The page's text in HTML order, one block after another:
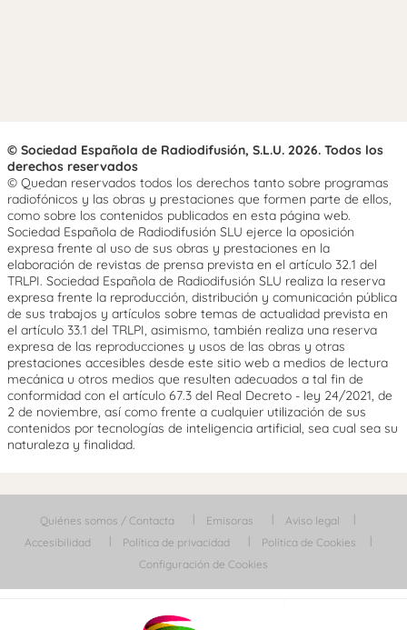
© Sociedad Española de Radiodifusión, S.L.U. 2026. Todos los
derechos reservados
© Quedan reservados todos los derechos tanto sobre programas
radiofónicos y las obras y prestaciones que formen parte de ellos,
como sobre los contenidos publicados en esta página web.
Sociedad Española de Radiodifusión SLU ejerce la oposición
expresa frente al uso de sus obras y prestaciones en la
elaboración de revistas de prensa prevista en el artículo 32.1 del
TRLPI. Sociedad Española de Radiodifusión SLU realiza la reserva
expresa frente la reproducción, distribución y comunicación pública
de sus trabajos y artículos sobre temas de actualidad prevista en
el artículo 33.1 del TRLPI, asimismo, también realiza una reserva
expresa de las reproducciones y usos de las obras y otras
prestaciones accesibles desde este sitio web a medios de lectura
mecánica u otros medios que resulten adecuados a tal fin de
conformidad con el artículo 67.3 del Real Decreto - ley 24/2021, de
2 de noviembre, así como frente a cualquier utilización de sus
contenidos por tecnologías de inteligencia artificial, sea cual sea su
naturaleza y finalidad.
Quiénes somos / Contacta Emisoras
Aviso legal
Accesibilidad
Política de privacidad
Política de Cookies
Configuración de Cookies